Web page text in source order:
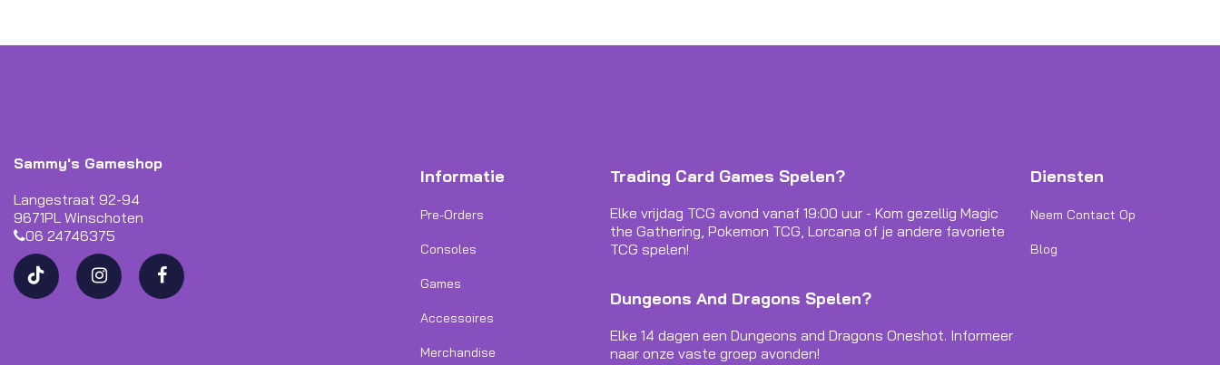
Sammy's Gameshop
Langestraat 92-94
9671PL Winschoten
06 24746375
Informatie
Pre-Orders
Consoles
Games
Accessoires
Merchandise
Trading Card Games Spelen?
Elke vrijdag TCG avond vanaf 19:00 uur - Kom gezellig Magic
the Gathering, Pokemon TCG, Lorcana of je andere favoriete
TCG spelen!
Dungeons And Dragons Spelen?
Elke 14 dagen een Dungeons and Dragons Oneshot. Informeer
naar onze vaste groep avonden!
Diensten
Neem Contact Op
Blog